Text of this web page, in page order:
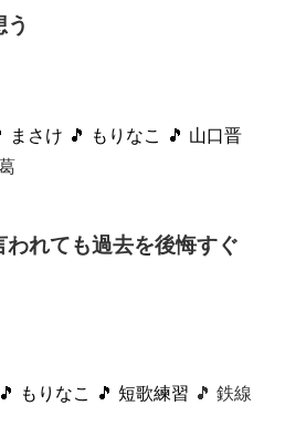
まさけ 🎵 もりなこ
🎵 山口晋
れても過去を後悔すぐ
🎵 もりなこ 🎵 短歌練習 🎵 鉄線